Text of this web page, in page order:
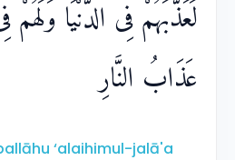
لَعَذَّبَهُمْ فِى الدُّنْيَاۗ وَلَهُمْ
عَذَابُ النَّارِ
‘alaihimul-jalā'a